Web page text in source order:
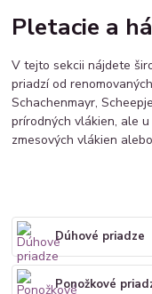
Pletacie a
V tejto sekcii nájdete
priadzí od
Schachenmayr,
prírodných vlákien, ale
zmesových vlákien
Dúhové priadze
Ponožkové